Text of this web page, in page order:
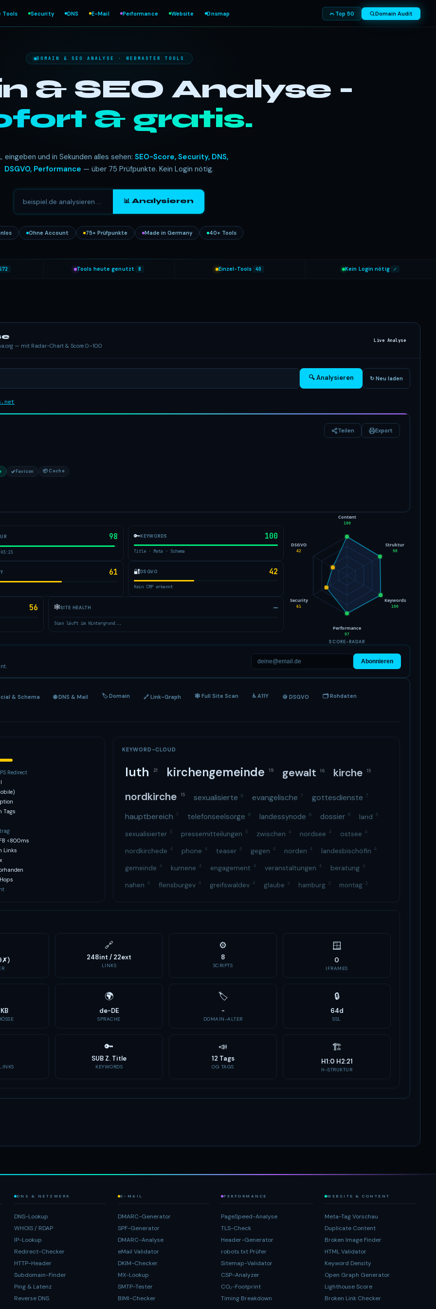
Tools Security DNS E-Mail Performance Website Dnsmap Top 50 Domain Audit
DOMAIN & SEO ANALYSE · WEBMASTER TOOLS
& SEO Analyse -
& gratis.
eingeben und in Sekunden alles sehen: SEO-Score, Security, DNS,
DSGVO, Performance — über 75 Prüfpunkte. Kein Login nötig.
📊 Analysieren
Ohne Account 75+ Prüfpunkte Made in Germany 40+ Tools
Tools heute genutzt 8 Einzel-Tools 40 Kein Login nötig ✓
— mit Radar-Chart & Score 0–100
Live Analyse
🔍 Analysieren ↻ Neu laden
Teilen Export
Favicon 📦 Cache
98 🔑KEYWORDS 100
Title · Meta · Schema
61 🔐DSGVO 42
Kein CMP erkannt
56 🕸SITE HEALTH —
Scan läuft im Hintergrund...
Content
100
Struktur
98
Keywords
100
Performance
97
Security
61
DSGVO
42
SCORE-RADAR
Abonnieren
& Schema 🌐 DNS & Mail 🏷 Domain 🔗 Link-Graph 🕸 Full Site Scan ♿ A11Y 🍪 DSGVO 🗂 Rohdaten
Redirect
Tags
<800ms
Links
KEYWORD-CLOUD
luth 21 kirchengemeinde 19 gewalt 16 kirche 15
nordkirche 15 sexualisierte 8 evangelische 7 gottesdienste 7
hauptbereich 7 telefonseelsorge 6 landessynode 6 dossier 6 land 5
sexualisierter 5 pressemitteilungen 5 zwischen 4 nordsee 4 ostsee 4
nordkirchede 4 phone 4 teaser 4 gegen 4 norden 4 landesbischöfin 4
gemeinde 4 kumene 4 engagement 4 veranstaltungen 4 beratung 4
nahen 4 flensburgev 4 greifswaldev 4 glaube 3 hamburg 3 montag 3
🔗
248int / 22ext
LINKS
⚙️
8
SCRIPTS
🪟
0
IFRAMES
🌍
de-DE
SPRACHE
🏷
-
DOMAIN-ALTER
🔒
64d
SSL
🔑
SUB Z. Title
KEYWORDS
📣
12 Tags
OG TAGS
🏗
H1:0 H2:21
H-STRUKTUR
DNS & NETZWERK
DNS-Lookup
WHOIS / RDAP
IP-Lookup
Redirect-Checker
HTTP-Header
Subdomain-Finder
Ping & Latenz
Reverse DNS
E-MAIL
DMARC-Generator
SPF-Generator
DMARC-Analyse
eMail Validator
DKIM-Checker
MX-Lookup
SMTP-Tester
BIMI-Checker
PERFORMANCE
PageSpeed-Analyse
TLS-Check
Header-Generator
robots.txt Prüfer
Sitemap-Validator
CSP-Analyzer
CO₂-Footprint
Timing Breakdown
WEBSITE & CONTENT
Meta-Tag Vorschau
Duplicate Content
Broken Image Finder
HTML Validator
Keyword Density
Open Graph Generator
Lighthouse Score
Broken Link Checker